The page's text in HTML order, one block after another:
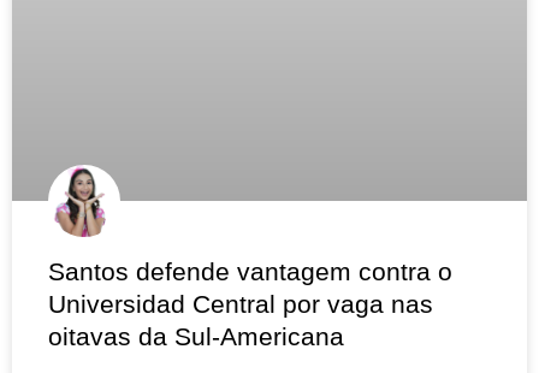
Santos defende vantagem contra o
Universidad Central por vaga nas
oitavas da Sul-Americana